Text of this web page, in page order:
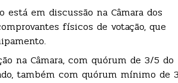
está em discussão na Câmara dos
físicos de votação, que
na Câmara, com quórum de 3/5 do
também com quórum mínimo de